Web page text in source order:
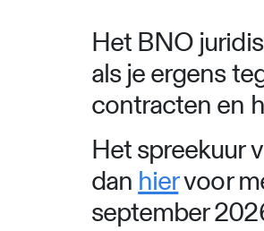
Het BNO
als je ergens
contracten en
Het spreekuur
dan hiervoor
september